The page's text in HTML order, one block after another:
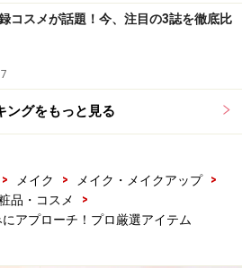
リーで使い分けたいフェ
コスメが話題！今、注目の3誌を徹底比
ングをもっと見る
> メイク > メイク・メイクアップ
>
品・コスメ
>
アプローチ！プロ厳選アイテム